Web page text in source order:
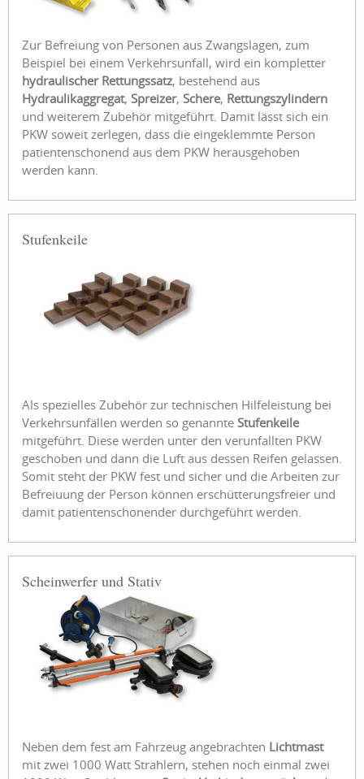
Zur Befreiung von Personen aus Zwangslagen, zum
Beispiel bei einem Verkehrsunfall, wird ein kompletter
hydraulischer Rettungssatz, bestehend aus
Hydraulikaggregat, Spreizer, Schere, Rettungszylindern
und weiterem Zubehör mitgeführt. Damit lässt sich ein
PKW soweit zerlegen, dass die eingeklemmte Person
patientenschonend aus dem PKW herausgehoben
werden kann.
Stufenkeile
Als spezielles Zubehör zur technischen Hilfeleistung bei
Verkehrsunfällen werden so genannte Stufenkeile
mitgeführt. Diese werden unter den verunfallten PKW
geschoben und dann die Luft aus dessen Reifen gelassen.
Somit steht der PKW fest und sicher und die Arbeiten zur
Befreiuung der Person können erschütterungsfreier und
damit patientenschonender durchgeführt werden.
Scheinwerfer und Stativ
Neben dem fest am Fahrzeug angebrachten Lichtmast
mit zwei 1000 Watt Strahlern, stehen noch einmal zwei